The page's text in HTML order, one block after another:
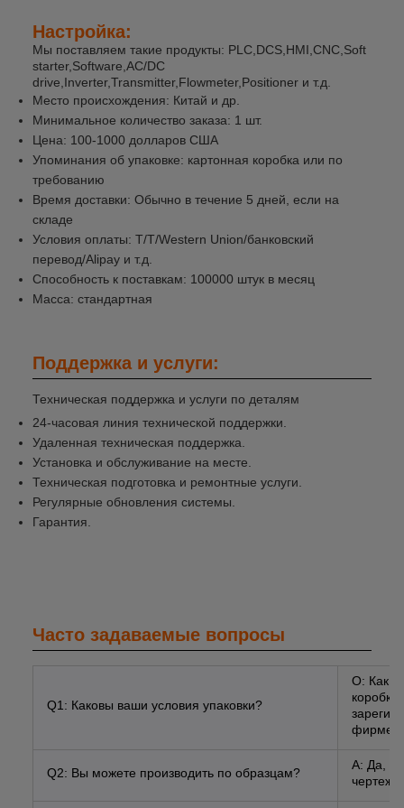
Настройка:
Мы поставляем такие продукты: PLC,DCS,HMI,CNC,Soft
starter,Software,AC/DC
drive,Inverter,Transmitter,Flowmeter,Positioner и т.д.
Место происхождения: Китай и др.
Минимальное количество заказа: 1 шт.
Цена: 100-1000 долларов США
Упоминания об упаковке: картонная коробка или по
требованию
Время доставки: Обычно в течение 5 дней, если на
складе
Условия оплаты: T/T/Western Union/банковский
перевод/Alipay и т.д.
Способность к поставкам: 100000 штук в месяц
Масса: стандартная
Поддержка и услуги:
Техническая поддержка и услуги по деталям
24-часовая линия технической поддержки.
Удаленная техническая поддержка.
Установка и обслуживание на месте.
Техническая подготовка и ремонтные услуги.
Регулярные обновления системы.
Гарантия.
Часто задаваемые вопросы
Q1: Каковы ваши условия упаковки?
О: Как
коробки
Q2: Вы можете производить по образцам?
A: Да,